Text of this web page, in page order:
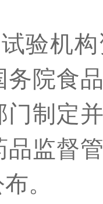
验机
务院食
制定
品监督
。